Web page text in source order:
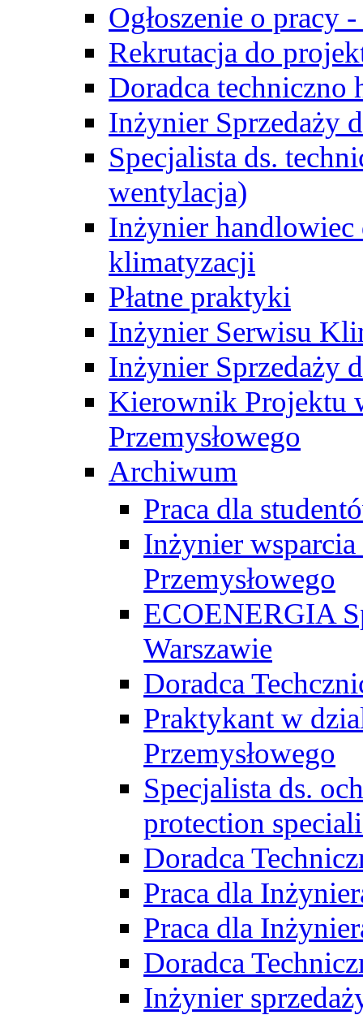
Ogłoszenie o pracy
Rekrutacja do
Doradca techniczno
Inżynier Sprzedaży
Specjalista ds.
wentylacja)
Inżynier handlowiec
klimatyzacji
Płatne praktyki
Inżynier Serwisu
Inżynier Sprzedaży
Kierownik Projektu
Przemysłowego
Archiwum
Praca dla
Inżynier wsparcia
Przemysłowego
ECOENERGIA
Warszawie
Doradca
Praktykant w
Przemysłowego
Specjalista ds.
protection
Doradca
Praca dla
Praca dla
Doradca
Inżynier